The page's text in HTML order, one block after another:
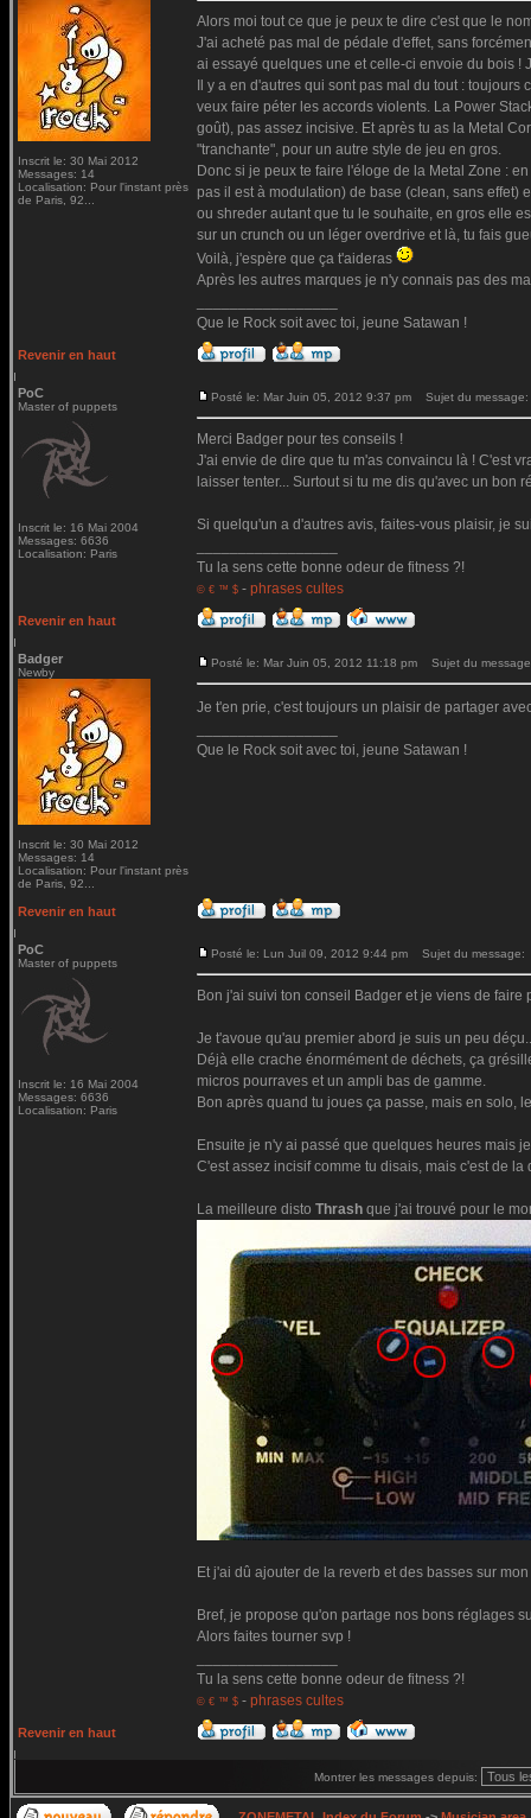
Inscrit le: 30 Mai 2012
Messages: 14
Localisation: Pour l'instant près
de Paris, 92...
Alors moi tout ce que je peux te dire c'est que le
J'ai acheté pas mal de pédale d'effet, sans
ai essayé quelques une et celle-ci envoie du bois !
Il y a en d'autres qui sont pas mal du tout :
veux faire péter les accords violents. La Power
goût), pas assez incisive. Et après tu as la Metal
"tranchante", pour un autre style de jeu en gros.
Donc si je peux te faire l'éloge de la Metal Zone :
pas il est à modulation) de base (clean, sans effet)
ou shreder autant que tu le souhaite, en gros elle
sur un crunch ou un léger overdrive et là, tu fais
Voilà, j'espère que ça t'aideras
Après les autres marques je n'y connais pas des
Que le Rock soit avec toi, jeune Satawan !
Revenir en haut
PoC
Master of puppets
Inscrit le: 16 Mai 2004
Messages: 6636
Localisation: Paris
Posté le: Mar Juin 05, 2012 9:37 pm Sujet du message:
Merci Badger pour tes conseils !
J'ai envie de dire que tu m'as convaincu là ! C'est
laisser tenter... Surtout si tu me dis qu'avec un
Si quelqu'un a d'autres avis, faites-vous plaisir, je
Tu la sens cette bonne odeur de fitness ?!
© € ™ $ - phrases cultes
Revenir en haut
Badger
Newby
Inscrit le: 30 Mai 2012
Messages: 14
Localisation: Pour l'instant près
de Paris, 92...
Posté le: Mar Juin 05, 2012 11:18 pm Sujet du
Je t'en prie, c'est toujours un plaisir de partager
Que le Rock soit avec toi, jeune Satawan !
Revenir en haut
PoC
Master of puppets
Inscrit le: 16 Mai 2004
Messages: 6636
Localisation: Paris
Posté le: Lun Juil 09, 2012 9:44 pm Sujet du message:
Bon j'ai suivi ton conseil Badger et je viens de faire
Je t'avoue qu'au premier abord je suis un peu
Déjà elle crache énormément de déchets, ça
micros pourraves et un ampli bas de gamme.
Bon après quand tu joues ça passe, mais en solo,
Ensuite je n'y ai passé que quelques heures mais
C'est assez incisif comme tu disais, mais c'est de la
La meilleure disto Thrash que j'ai trouvé pour le
Et j'ai dû ajouter de la reverb et des basses sur
Bref, je propose qu'on partage nos bons réglages
Alors faites tourner svp !
Tu la sens cette bonne odeur de fitness ?!
© € ™ $ - phrases cultes
Revenir en haut
Montrer les messages depuis: